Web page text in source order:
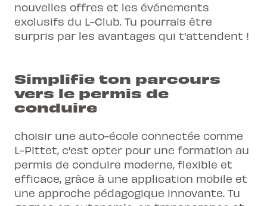
nouvelles offres et les événements
exclusifs du L-Club. Tu pourrais être
surpris par les avantages qui t'attendent !
Simplifie ton parcours
vers le permis de
conduire
choisir une auto-école connectée comme
L-Pittet, c'est opter pour une formation au
permis de conduire moderne, flexible et
efficace, grâce à une application mobile et
une approche pédagogique innovante. Tu